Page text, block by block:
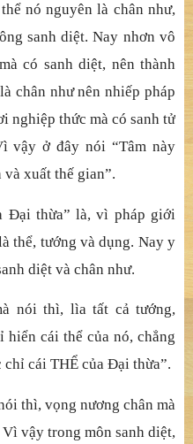
nó nguyên là chân như,
sanh diệt. Nay nhơn vô
có sanh diệt, nên thành
chân như nên nhiếp pháp
nghiệp thức mà có sanh tử
vậy ở đây nói “Tâm này
xuất thế gian”.
Đại thừa” là, vì pháp giới
thể, tướng và dụng. Nay y
diệt và chân như.
nói thì, lìa tất cả tướng,
hiển cái thể của nó, chẳng
cái THỂ của Đại thừa”.
thì, vọng nương chân mà
vậy trong môn sanh diệt,